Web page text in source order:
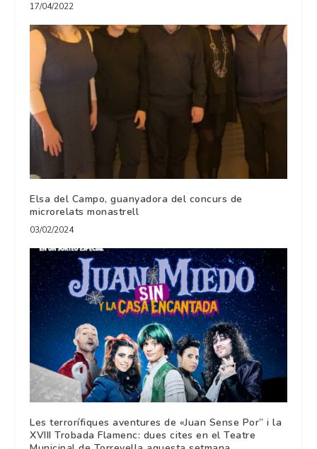
17/04/2022
Elsa del Campo, guanyadora del concurs de
microrelats monastrell
03/02/2024
Les terrorífiques aventures de «Juan Sense Por” i la
XVIII Trobada Flamenc: dues cites en el Teatre